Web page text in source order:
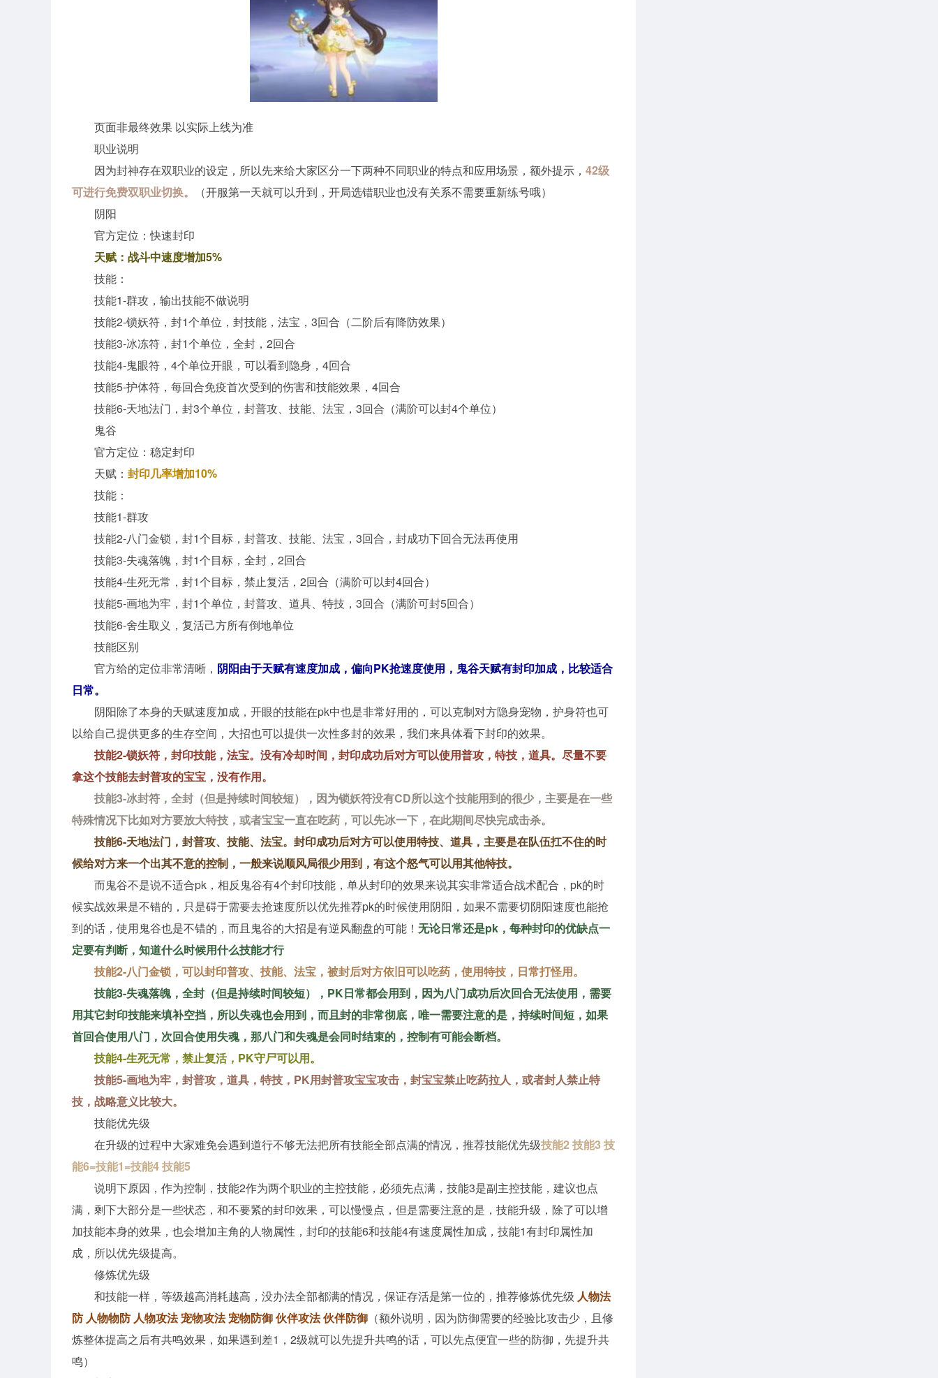
页面非最终效果 以实际上线为准
职业说明
因为封神存在双职业的设定，所以先来给大家区分一下两种不同职业的特点和应用场景，额外提示， 42级
可进行免费双职业切换。
（开服第一天就可以升到，开局选错职业也没有关系不需要重新练号哦）
阴阳
官方定位：快速封印
天赋：战斗中速度增加5%
技能：
技能1-群攻，输出技能不做说明
技能2-锁妖符，封1个单位，封技能，法宝，3回合（二阶后有降防效果）
技能3-冰冻符，封1个单位，全封，2回合
技能4-鬼眼符，4个单位开眼，可以看到隐身，4回合
技能5-护体符，每回合免疫首次受到的伤害和技能效果，4回合
技能6-天地法门，封3个单位，封普攻、技能、法宝，3回合（满阶可以封4个单位）
鬼谷
官方定位：稳定封印
天赋： 封印几率增加10%
技能：
技能1-群攻
技能2-八门金锁，封1个目标，封普攻、技能、法宝，3回合，封成功下回合无法再使用
技能3-失魂落魄，封1个目标，全封，2回合
技能4-生死无常，封1个目标，禁止复活，2回合（满阶可以封4回合）
技能5-画地为牢，封1个单位，封普攻、道具、特技，3回合（满阶可封5回合）
技能6-舍生取义，复活己方所有倒地单位
技能区别
官方给的定位非常清晰， 阴阳由于天赋有速度加成，偏向PK抢速度使用，鬼谷天赋有封印加成，比较适合
日常。
阴阳除了本身的天赋速度加成，开眼的技能在pk中也是非常好用的，可以克制对方隐身宠物，护身符也可
以给自己提供更多的生存空间，大招也可以提供一次性多封的效果，我们来具体看下封印的效果。
技能2-锁妖符，封印技能，法宝。没有冷却时间，封印成功后对方可以使用普攻，特技，道具。尽量不要
拿这个技能去封普攻的宝宝，没有作用。
技能3-冰封符，全封（但是持续时间较短），因为锁妖符没有CD所以这个技能用到的很少，主要是在一些
特殊情况下比如对方要放大特技，或者宝宝一直在吃药，可以先冰一下，在此期间尽快完成击杀。
技能6-天地法门，封普攻、技能、法宝。封印成功后对方可以使用特技、道具，主要是在队伍扛不住的时
候给对方来一个出其不意的控制，一般来说顺风局很少用到，有这个怒气可以用其他特技。
而鬼谷不是说不适合pk，相反鬼谷有4个封印技能，单从封印的效果来说其实非常适合战术配合，pk的时
候实战效果是不错的，只是碍于需要去抢速度所以优先推荐pk的时候使用阴阳，如果不需要切阴阳速度也能抢
到的话，使用鬼谷也是不错的，而且鬼谷的大招是有逆风翻盘的可能！ 无论日常还是pk，每种封印的优缺点一
定要有判断，知道什么时候用什么技能才行
技能2-八门金锁，可以封印普攻、技能、法宝，被封后对方依旧可以吃药，使用特技，日常打怪用。
技能3-失魂落魄，全封（但是持续时间较短），PK日常都会用到，因为八门成功后次回合无法使用，需要
用其它封印技能来填补空挡，所以失魂也会用到，而且封的非常彻底，唯一需要注意的是，持续时间短，如果
首回合使用八门，次回合使用失魂，那八门和失魂是会同时结束的，控制有可能会断档。
技能4-生死无常，禁止复活，PK守尸可以用。
技能5-画地为牢，封普攻，道具，特技，PK用封普攻宝宝攻击，封宝宝禁止吃药拉人，或者封人禁止特
技，战略意义比较大。
技能优先级
在升级的过程中大家难免会遇到道行不够无法把所有技能全部点满的情况，推荐技能优先级技能2 技能3 技
能6=技能1=技能4 技能5
说明下原因，作为控制，技能2作为两个职业的主控技能，必须先点满，技能3是副主控技能，建议也点
满，剩下大部分是一些状态，和不要紧的封印效果，可以慢慢点，但是需要注意的是，技能升级，除了可以增
加技能本身的效果，也会增加主角的人物属性，封印的技能6和技能4有速度属性加成，技能1有封印属性加
成，所以优先级提高。
修炼优先级
和技能一样，等级越高消耗越高，没办法全部都满的情况，保证存活是第一位的，推荐修炼优先级 人物法
防 人物物防 人物攻法 宠物攻法 宠物防御 伙伴攻法 伙伴防御 （额外说明，因为防御需要的经验比攻击少，且修
炼整体提高之后有共鸣效果，如果遇到差1，2级就可以先提升共鸣的话，可以先点便宜一些的防御，先提升共
鸣）